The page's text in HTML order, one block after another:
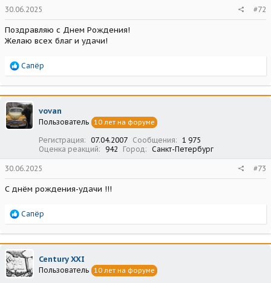
30.06.2025 #72
Поздравляю с Днем Рождения!
Желаю всех благ и удачи!
Р
а
к
ц
и
и
Сапёр
vovan
Пользователь 10 лет на форуме
Регистрация 07.04.2007 Сообщения
1 975
Оценка реакций
942 Город Санкт-Петербург
30.06.2025 #73
С днём рождения-удачи !!!
Р
а
к
ц
и
и
Сапёр
Century XXI
Пользователь 10 лет на форуме